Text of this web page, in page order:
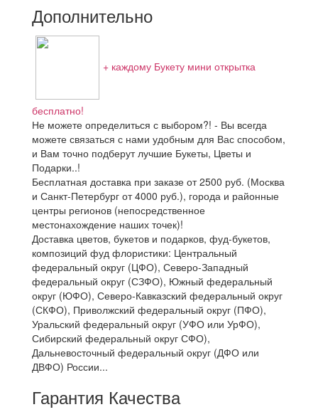
Дополнительно
+ каждому Букету мини открытка
бесплатно!
Не можете определиться с выбором?! - Вы всегда
можете связаться с нами удобным для Вас способом,
и Вам точно подберут лучшие Букеты, Цветы и
Подарки..!
Бесплатная доставка при заказе от 2500 руб. (Москва
и Санкт-Петербург от 4000 руб.), города и районные
центры регионов (непосредственное
местонахождение наших точек)!
Доставка цветов, букетов и подарков, фуд-букетов,
композиций фуд флористики: Центральный
федеральный округ (ЦФО), Северо-Западный
федеральный округ (СЗФО), Южный федеральный
округ (ЮФО), Северо-Кавказский федеральный округ
(СКФО), Приволжский федеральный округ (ПФО),
Уральский федеральный округ (УФО или УрФО),
Сибирский федеральный округ СФО),
Дальневосточный федеральный округ (ДФО или
ДВФО) России...
Гарантия Качества